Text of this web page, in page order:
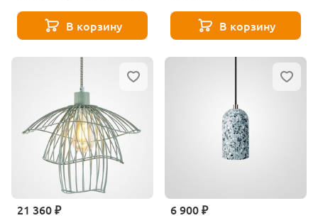
В корзину В корзину
21 360 ₽ 6 900 ₽